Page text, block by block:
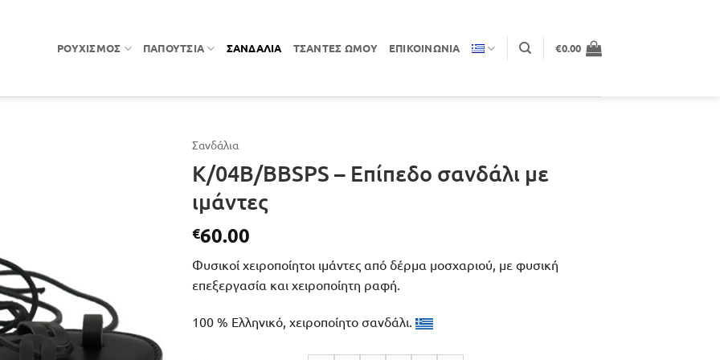
ΡΟΥΧΙΣΜΌΣ ΠΑΠΟΎΤΣΙΑ ΣΑΝΔΆΛΙΑ ΤΣΆΝΤΕΣ ΏΜΟΥ ΕΠΙΚΟΙΝΩΝΊΑ €0.00
Σανδάλια
K/04B/BBSPS – Επίπεδο σανδάλι με
ιμάντες
€60.00
Φυσικοί χειροποίητοι ιμάντες από δέρμα μοσχαριού, με φυσική
επεξεργασία και χειροποίητη ραφή.
100 % Ελληνικό, χειροποίητο σανδάλι.